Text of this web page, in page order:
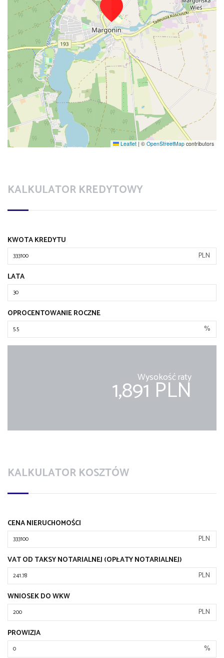
Leaflet | © OpenStreetMap contributors
KALKULATOR KREDYTOWY
KWOTA KREDYTU
PLN
LATA
OPROCENTOWANIE ROCZNE
%
Wysokość raty
1,891 PLN
KALKULATOR KOSZTÓW
CENA NIERUCHOMOŚCI
PLN
VAT OD TAKSY NOTARIALNEJ (OPŁATY NOTARIALNEJ)
PLN
WNIOSEK DO WKW
PLN
PROWIZJA
%